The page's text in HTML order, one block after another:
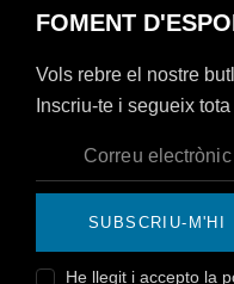
FOMENT
Vols rebre el nostre
Inscriu-te i segueix
SUBSCRIU-M'HI
He llegit i accepto la